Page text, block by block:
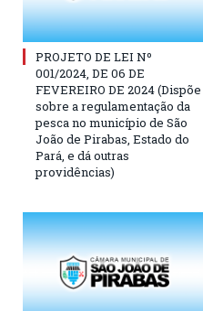
PROJETO DE LEI Nº
001/2024, DE 06 DE
FEVEREIRO DE 2024 (Dispõe
sobre a regulamentação da
pesca no município de São
João de Pirabas, Estado do
Pará, e dá outras
providências)